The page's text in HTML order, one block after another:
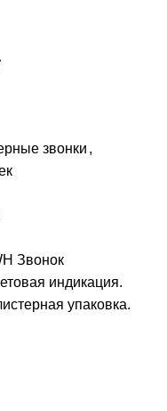
звонки ,
Звонок
индикация.
упаковка.